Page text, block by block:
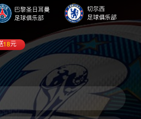
18元